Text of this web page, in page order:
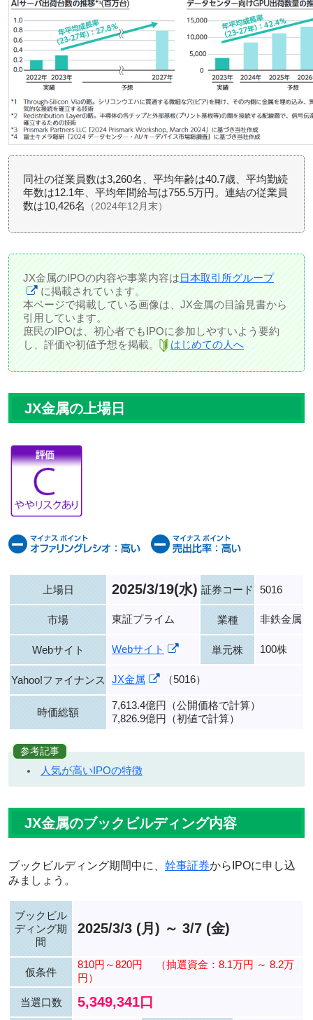
同社の従業員数は3,260名、平均年齢は40.7歳、平均勤続
年数は12.1年、平均年間給与は755.5万円。連結の従業員
数は10,426名
（2024年12月末）
JX金属のIPOの内容や事業内容は日本取引所グループ
に掲載されています。
本ページで掲載している画像は、JX金属の目論見書から
引用しています。
庶民のIPOは、初心者でもIPOに参加しやすいよう要約
し、評価や初値予想を掲載。
はじめての人へ
JX金属の上場日
上場日 2025/3/19(水) 証券コード 5016
市場 東証プライム 業種 非鉄金属
Webサイト Webサイト 単元株 100株
Yahoo!ファイナンス JX金属 （5016）
時価総額
7,613.4億円（公開価格で計算）
7,826.9億円（初値で計算）
参考記事
人気が高いIPOの特徴
JX金属のブックビルディング内容
ブックビルディング期間中に、 幹事証券からIPOに申し込
みましょう。
ブックビル
ディング期
間
2025/3/3 (月) ～ 3/7 (金)
仮条件
810円～820円
（抽選資金：8.1万円 ～ 8.2万
円）
当選口数 5,349,341口